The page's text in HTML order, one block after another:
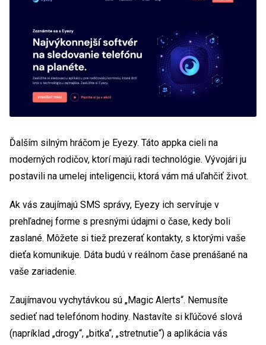
Ďalším silným hráčom je Eyezy. Táto appka cieli na
moderných rodičov, ktorí majú radi technológie. Vývojári ju
postavili na umelej inteligencii, ktorá vám má uľahčiť život.
Ak vás zaujímajú SMS správy, Eyezy ich servíruje v
prehľadnej forme s presnými údajmi o čase, kedy boli
zaslané. Môžete si tiež prezerať kontakty, s ktorými vaše
dieťa komunikuje. Dáta budú v reálnom čase prenášané na
vaše zariadenie.
Zaujímavou vychytávkou sú „Magic Alerts“. Nemusíte
sedieť nad telefónom hodiny. Nastavíte si kľúčové slová
(napríklad „drogy“, „bitka“, „stretnutie“) a aplikácia vás